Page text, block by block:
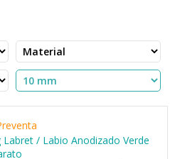
Labret / Labio Anodizado Verde